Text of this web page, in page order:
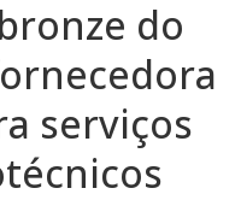
do
serviços